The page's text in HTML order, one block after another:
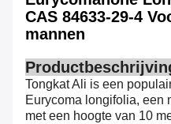
CAS 84633-29-4
mannen
Tongkat Ali is een
Eurycoma longifolia, een
met een hoogte van 10